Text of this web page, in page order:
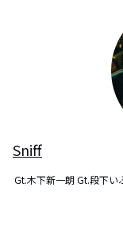
Sniff
Gt.木下新一朗 Gt.段下い